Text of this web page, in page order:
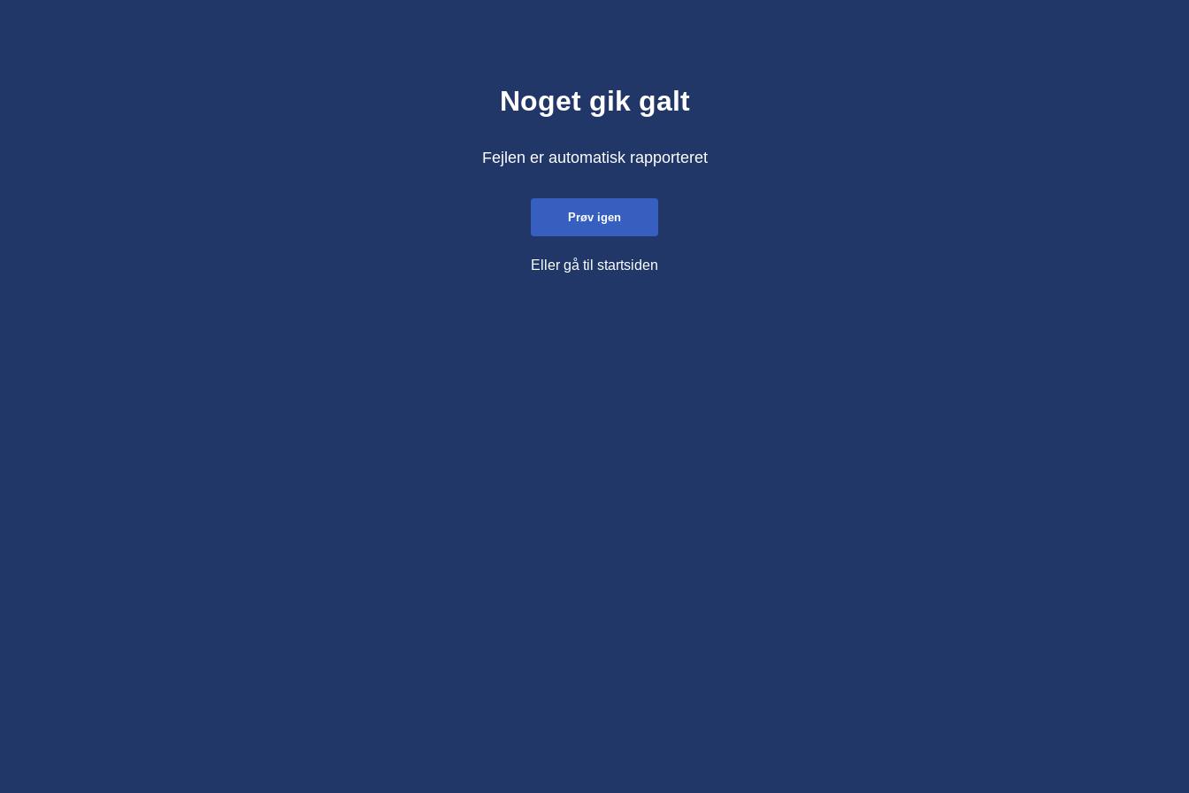
Noget gik galt
Fejlen er automatisk rapporteret
Prøv igen
Eller gå til startsiden